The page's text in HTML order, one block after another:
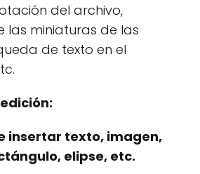
del archivo,
las miniaturas de las
de texto en el
insertar texto, imagen,
elipse, etc.